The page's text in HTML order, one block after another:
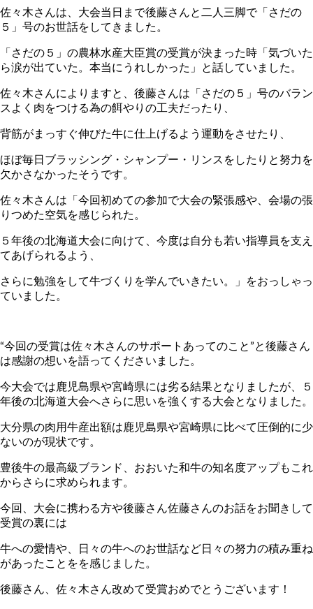
佐々木さんは、大会当日まで後藤さんと二人三脚で「さだの
５」号のお世話をしてきました。
「さだの５」の農林水産大臣賞の受賞が決まった時「気づいた
ら涙が出ていた。本当にうれしかった」と話していました。
佐々木さんによりますと、後藤さんは「さだの５」号のバラン
スよく肉をつける為の餌やりの工夫だったり、
背筋がまっすぐ伸びた牛に仕上げるよう運動をさせたり、
ほぼ毎日ブラッシング・シャンプー・リンスをしたりと努力を
欠かさなかったそうです。
佐々木さんは「今回初めての参加で大会の緊張感や、会場の張
りつめた空気を感じられた。
５年後の北海道大会に向けて、今度は自分も若い指導員を支え
てあげられるよう、
さらに勉強をして牛づくりを学んでいきたい。」をおっしゃっ
ていました。
“今回の受賞は佐々木さんのサポートあってのこと”と後藤さん
は感謝の想いを語ってくださいました。
今大会では鹿児島県や宮崎県には劣る結果となりましたが、５
年後の北海道大会へさらに思いを強くする大会となりました。
大分県の肉用牛産出額は鹿児島県や宮崎県に比べて圧倒的に少
ないのが現状です。
豊後牛の最高級ブランド、おおいた和牛の知名度アップもこれ
からさらに求められます。
今回、大会に携わる方や後藤さん佐藤さんのお話をお聞きして
受賞の裏には
牛への愛情や、日々の牛へのお世話など日々の努力の積み重ね
があったことをを感じました。
後藤さん、佐々木さん改めて受賞おめでとうございます！